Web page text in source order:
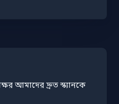
আমাদের দ্রুত স্ক্যানকে